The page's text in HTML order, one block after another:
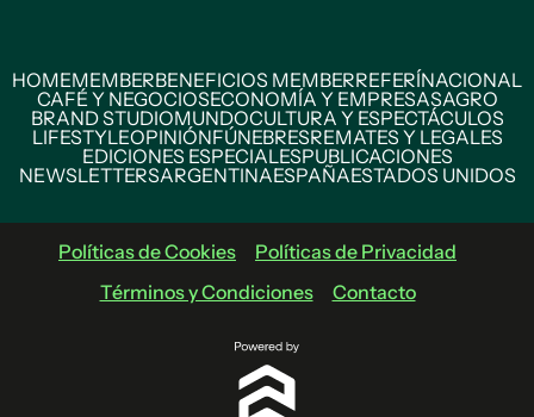
HOMEMEMBERBENEFICIOS MEMBERREFERÍNACIONAL
CAFÉ Y NEGOCIOSECONOMÍA Y EMPRESASAGRO
BRAND STUDIOMUNDOCULTURA Y ESPECTÁCULOS
LIFESTYLEOPINIÓNFÚNEBRESREMATES Y LEGALES
EDICIONES ESPECIALESPUBLICACIONES
NEWSLETTERSARGENTINAESPAÑAESTADOS UNIDOS
Políticas de Cookies
Políticas de Privacidad
Términos y Condiciones
Contacto